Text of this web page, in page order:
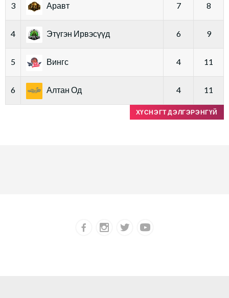
3 Аравт 7 8
4 Этүгэн Ирвэсүүд 6 9
5 Вингс 4 11
6 Алтан Од 4 11
ХҮСНЭГТ ДЭЛГЭРЭНГҮЙ